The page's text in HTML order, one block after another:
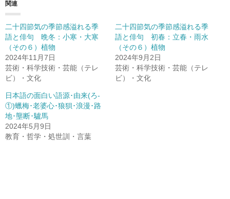
関連
二十四節気の季節感溢れる季
語と俳句 晩冬：小寒・大寒
（その６）植物
2024年11月7日
芸術・科学技術・芸能（テレ
ビ）・文化
二十四節気の季節感溢れる季
語と俳句 初春：立春・雨水
（その６）植物
2024年9月2日
芸術・科学技術・芸能（テレ
ビ）・文化
日本語の面白い語源･由来(ろ-
①)蠟梅･老婆心･狼狽･浪漫･路
地･壟断･驢馬
2024年5月9日
教育・哲学・処世訓・言葉